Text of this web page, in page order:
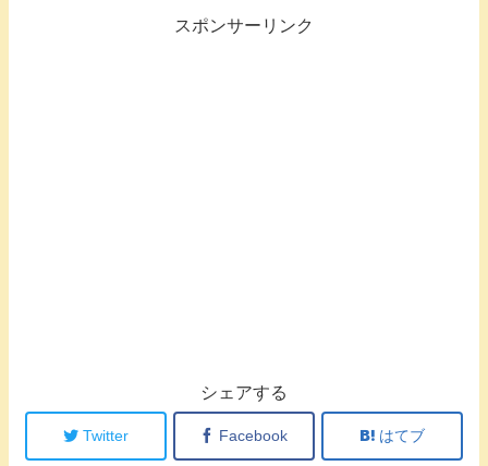
スポンサーリンク
シェアする
Twitter Facebook はてブ